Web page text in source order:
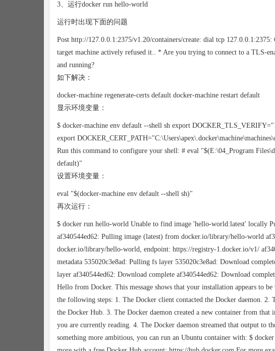
3、运行docker run hello-world
运行时出现下面的问题
Post http://127.0.0.1:2375/v1.20/containers/create: dial tcp
target machine actively refused it.. * Are you trying to connect to a TLS-
and running?
如下解决：
docker-machine regenerate-certs default docker-machine restart default
显示环境变量：
$ docker-machine env default --shell sh export
export
Run this command to configure your shell: # eval "$(E:\04_Program
default)"
设置环境变量：
eval "$(docker-machine env default --shell sh)"
再次运行：
$ docker run hello-world Unable to find image 'hello-world:latest' locally
af340544ed62: Pulling image (latest) from docker.io/library/hello-world
docker.io/library/hello-world, endpoint: https://registry-1.docker.io/v1/
metadata 535020c3e8ad: Pulling fs layer 535020c3e8ad: Download
layer af340544ed62: Download complete af340544ed62: Download
Hello from Docker. This message shows that your installation appears to
the following steps: 1. The Docker client contacted the Docker daemon.
the Docker Hub. 3. The Docker daemon created a new container from that
you are currently reading. 4. The Docker daemon streamed that output to
something more ambitious, you can run an Ubuntu container with: $